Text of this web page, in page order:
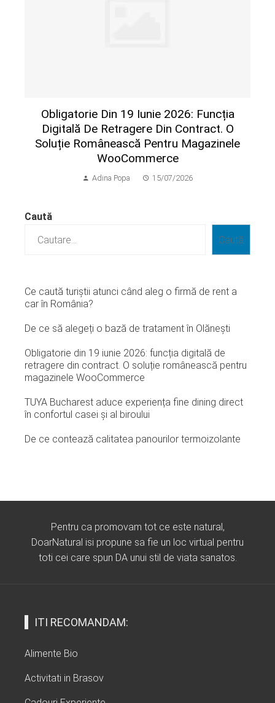
Obligatorie Din 19 Iunie 2026: Funcția
Digitală De Retragere Din Contract. O
Soluție Românească Pentru Magazinele
WooCommerce
Adina Popa 15/07/2026
Caută
Caută
Ce caută turiștii atunci când aleg o firmă de rent a
car în România?
De ce să alegeți o bază de tratament în Olănești
Obligatorie din 19 iunie 2026: funcția digitală de
retragere din contract. O soluție românească pentru
magazinele WooCommerce
TUYA Bucharest aduce experiența fine dining direct
în confortul casei și al biroului
De ce contează calitatea panourilor termoizolante
Pentru ca promovam tot ce este natural,
DoarNatural isi propune sa fie un loc virtual pentru
toti cei care spun DA unui stil de viata sanatos.
ITI RECOMANDAM:
Alimente Bio
Activitati in Brasov